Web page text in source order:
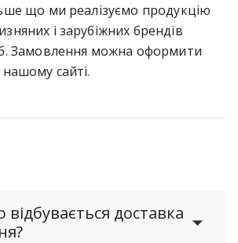
що ми реалізуємо продукцію
і зарубіжних брендів
Замовлення можна оформити
сайті.
доставка